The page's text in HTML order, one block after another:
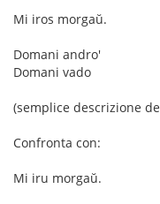
Mi iros morgaŭ.
Domani andro'
Domani vado
(semplice descrizione
Confronta con:
Mi iru morgaŭ.